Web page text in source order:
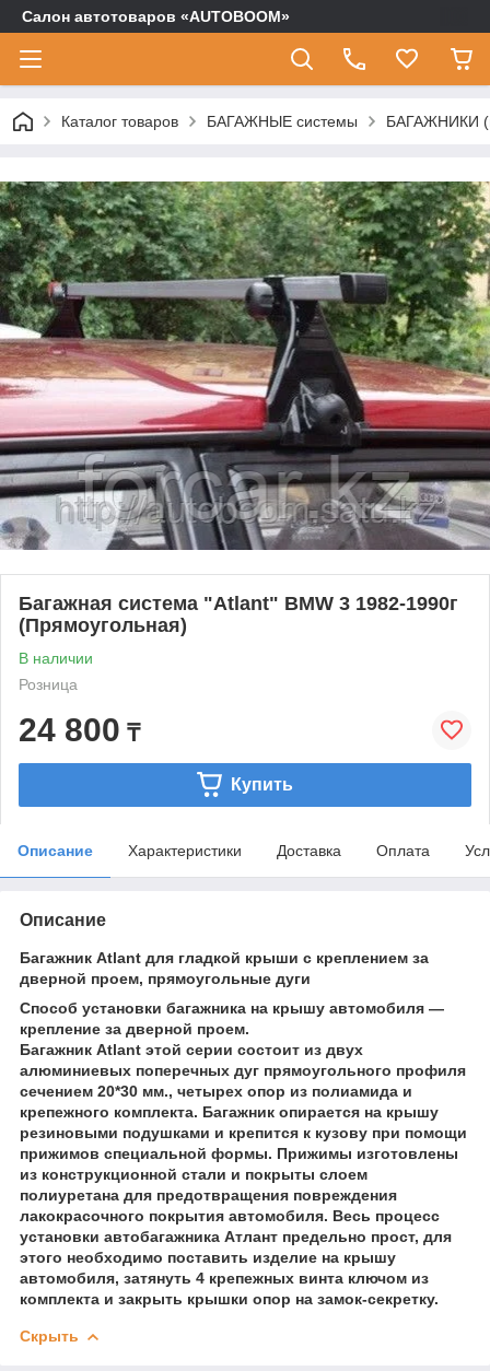
Салон автотоваров «AUTOBOOM»
Каталог товаров БАГАЖНЫЕ системы БАГАЖНИКИ
Багажная система "Atlant" BMW 3 1982-1990г
(Прямоугольная)
В наличии
Розница
24 800 ₸
Купить
Описание Характеристики Доставка Оплата
Описание
Багажник Atlant для гладкой крыши с креплением за
дверной проем, прямоугольные дуги
Способ установки багажника на крышу автомобиля —
крепление за дверной проем.
Багажник Atlant этой серии состоит из двух
алюминиевых поперечных дуг прямоугольного профиля
сечением 20*30 мм., четырех опор из полиамида и
крепежного комплекта. Багажник опирается на крышу
резиновыми подушками и крепится к кузову при помощи
прижимов специальной формы. Прижимы изготовлены
из конструкционной стали и покрыты слоем
полиуретана для предотвращения повреждения
лакокрасочного покрытия автомобиля. Весь процесс
установки автобагажника Атлант предельно прост, для
этого необходимо поставить изделие на крышу
автомобиля, затянуть 4 крепежных винта ключом из
комплекта и закрыть крышки опор на замок-секретку.
Скрыть